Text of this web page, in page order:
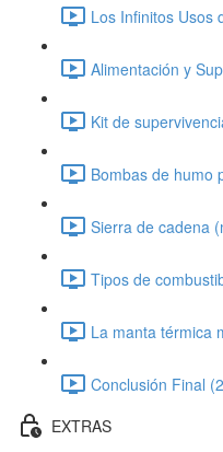
Los Infinitos Usos
Alimentación y
Kit de
Bombas de humo
Sierra de cadena
Tipos de
La manta térmica
Conclusión Final
EXTRAS